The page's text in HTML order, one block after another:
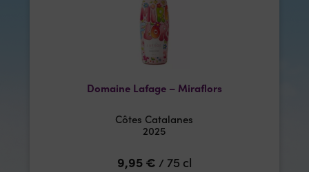
Domaine Lafage – Miraflors
Côtes Catalanes
2025
9,95 € / 75 cl